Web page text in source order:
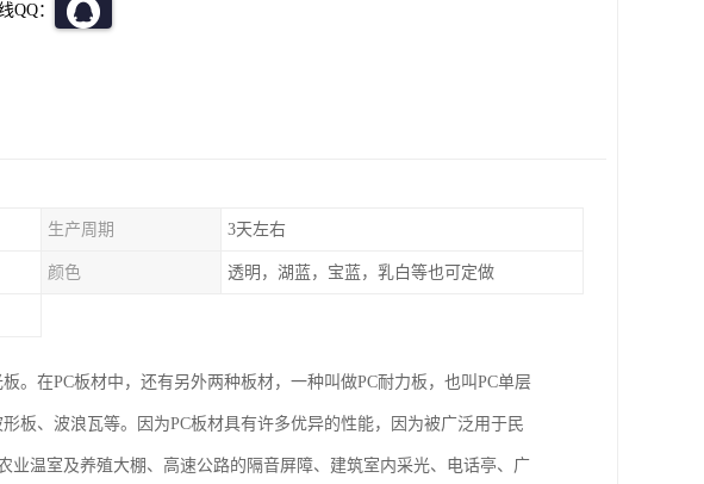
QQ：
生产周期 3天左右
颜色 透明，湖蓝，宝蓝，乳白等也可定做
。在PC板材中，还有另外两种板材，一种叫做PC耐力板，也叫PC单层
板、波浪瓦等。因为PC板材具有许多优异的性能，因为被广泛用于民
温室及养殖大棚、高速公路的隔音屏障、建筑室内采光、电话亭、广